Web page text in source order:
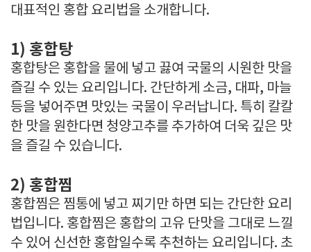
대표적인 홍합 요리법을 소개합니다.
1) 홍합탕
홍합탕은 홍합을 물에 넣고 끓여 국물의 시원한 맛을
즐길 수 있는 요리입니다. 간단하게 소금, 대파, 마늘
등을 넣어주면 맛있는 국물이 우러납니다. 특히 칼칼
한 맛을 원한다면 청양고추를 추가하여 더욱 깊은 맛
을 즐길 수 있습니다.
2) 홍합찜
홍합찜은 찜통에 넣고 찌기만 하면 되는 간단한 요리
법입니다. 홍합찜은 홍합의 고유 단맛을 그대로 느낄
수 있어 신선한 홍합일수록 추천하는 요리입니다. 초